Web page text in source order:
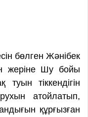
бөлген Жәнібек
жеріне Шу бойы
туын тіккендігін
атойлатып,
құрғызған